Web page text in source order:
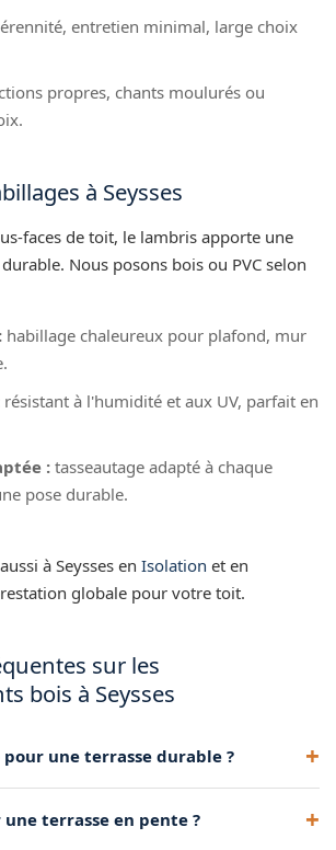
entretien minimal, large choix
propres, chants moulurés ou
à Seysses
faces de toit, le lambris apporte une
Nous posons bois ou PVC selon
habillage chaleureux pour plafond, mur
résistant à l'humidité et aux UV, parfait en
: tasseautage adapté à chaque
pose durable.
à Seysses en Isolation et en
globale pour votre toit.
sur les
bois à Seysses
une terrasse durable ?
une terrasse qui dure.
terrasse en pente ?